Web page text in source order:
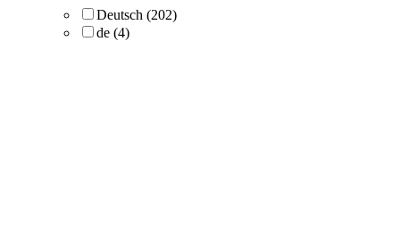
Deutsch (202)
de (4)